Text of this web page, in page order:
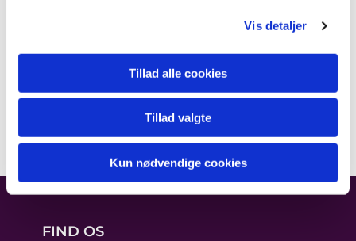
Vis detaljer
Tillad alle cookies
Tillad valgte
Kun nødvendige cookies
FIND OS